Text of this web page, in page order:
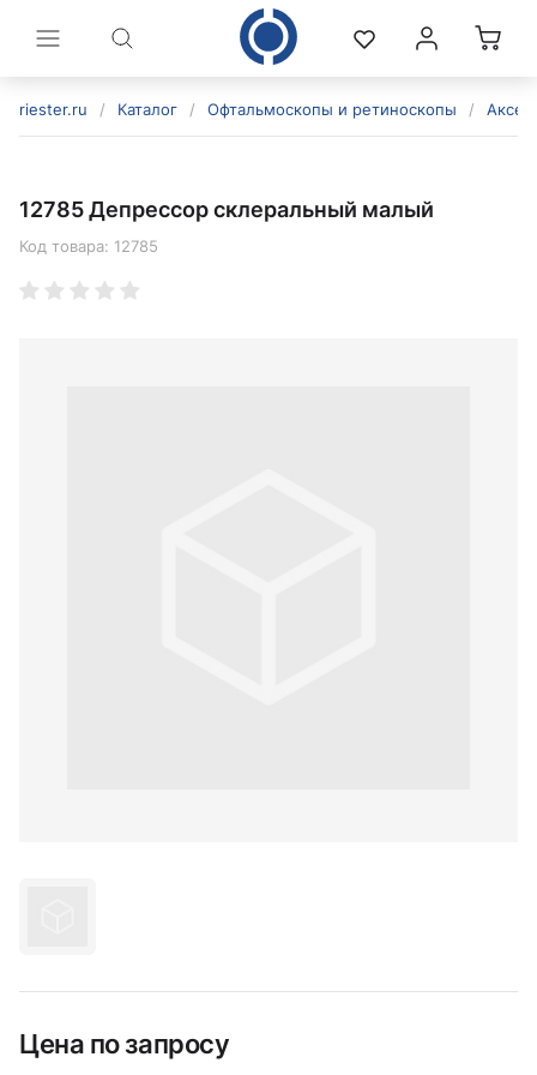
riester.ru / Каталог / Офтальмоскопы и ретиноскопы /
12785 Депрессор склеральный малый
Код товара: 12785
Цена по запросу